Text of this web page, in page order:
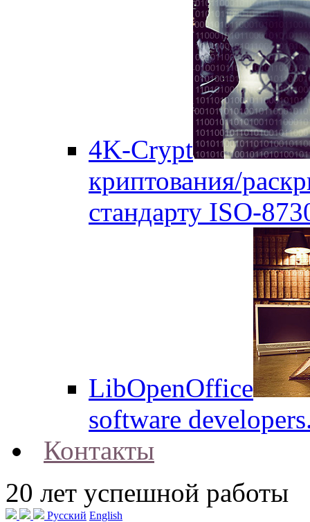
4K-Crypt
криптования/
стандарту ISO-
LibOpenOffice
software
Контакты
20 лет успешной работы
Русский English